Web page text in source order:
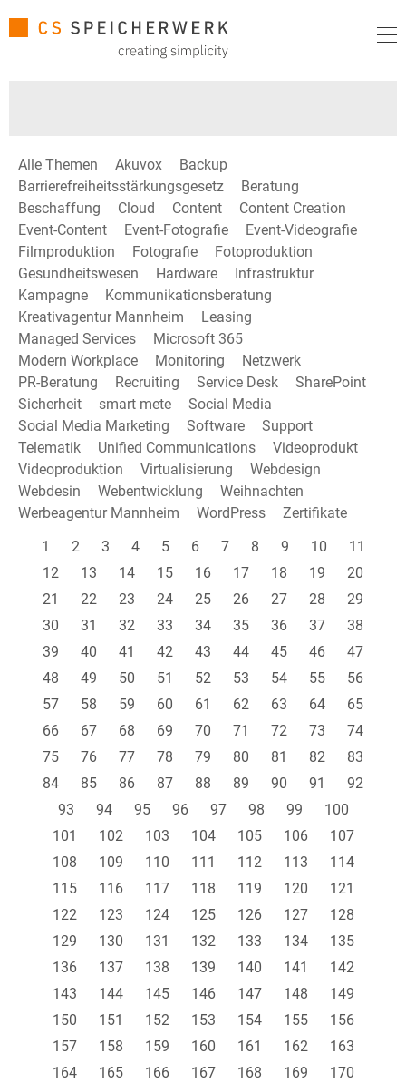
Alle Themen Akuvox
Backup
Barrierefreiheitsstärkungsgesetz
Beratung
Beschaffung
Cloud Content
Content Creation
Event-Content
Event-Fotografie
Event-Videografie
Filmproduktion
Fotografie
Fotoproduktion
Gesundheitswesen
Hardware
Infrastruktur
Kampagne
Kommunikationsberatung
Kreativagentur Mannheim
Leasing
Managed Services
Microsoft 365
Modern Workplace
Monitoring
Netzwerk
PR-Beratung
Recruiting Service Desk
SharePoint
Sicherheit
smart mete
Social Media
Social Media Marketing
Software
Support
Telematik
Unified Communications
Videoprodukt
Videoproduktion
Virtualisierung
Webdesign
Webdesin
Webentwicklung
Weihnachten
Werbeagentur Mannheim
WordPress
Zertifikate
1
2 3 4 5 6 7 8 9 10
11
12
13 14 15 16 17 18 19
20
21
22 23 24 25 26 27 28
29
30
31 32 33 34 35 36 37
38
39
40 41 42 43 44 45 46
47
48
49 50 51 52 53 54 55
56
57
58 59 60 61 62 63 64
65
66
67 68 69 70 71 72 73
74
75
76 77 78 79 80 81 82
83
84
85 86 87 88 89 90 91
92
93
94 95 96 97 98 99
100
101
102 103 104 105 106
107
108
109 110 111 112 113
114
115
116 117 118 119 120
121
122
123 124 125 126 127
128
129
130 131 132 133 134
135
136
137 138 139 140 141
142
143
144 145 146 147 148
149
150
151 152 153 154 155
156
157
158 159 160 161 162
163
164
165 166 167 168 169
170